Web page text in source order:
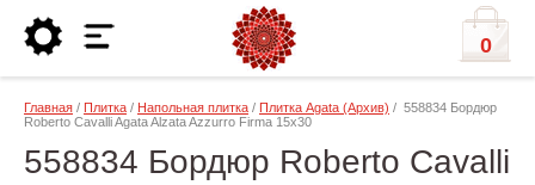
0
Главная / Плитка / Напольная плитка / Плитка Agata (Архив) / 558834 Бордюр
Roberto Cavalli Agata Alzata Azzurro Firma 15x30
558834 Бордюр Roberto Cavalli